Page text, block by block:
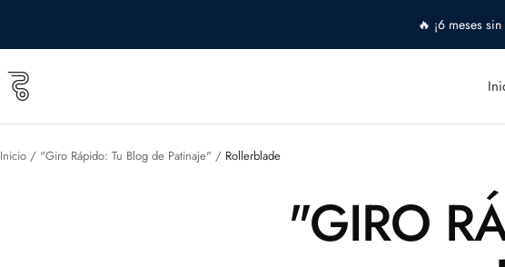
contenido
🔥 ¡6 meses
Roll
Roll
Inicio "Giro Rápido: Tu Blog de Patinaje" Rollerblade
"GIRO